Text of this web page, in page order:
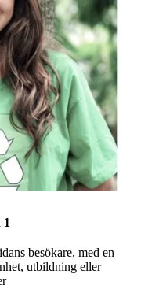
1
besökare, med en
utbildning eller